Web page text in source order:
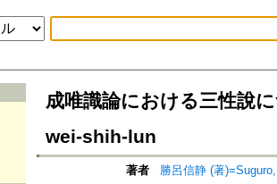
成唯識論における三性說
wei-shih-lun
著者
勝呂信静 (著